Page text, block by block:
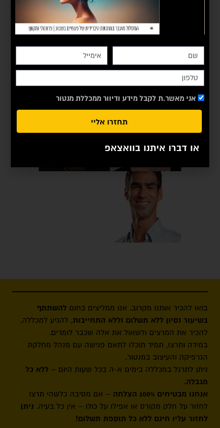
מנהל חנויות ואופרציות
eCommerce, אסטרטג
דיגיטל, מנהל קמפיינים
ותיק ויועץ לחברות הגדולות
פוליטיים, מקומיים
בואו להכיר אותנו מקרוב. אנו ממליצים בחום להשתתף
בשיעור נסיון ללא תשלום וללא התחייבות, להגיע למכללה,
להכיר את המרצים ולשאול את אלה שכבר לומדים.
במידה ותרצו, תמיד תוכלו לתאם פגישה עם מנהל מחלקת
הגרפיקה והעיצוב במנטור.
ניתן לתרגל במכללה בימים א-ה בכל שעות היום – ללא כל
מגבלה.
אנחנו מבטיחים 100% הצלחה
– אם מסיבה כלשהי תרצו
לחזור על חלק מקורס או אפילו על כולו – אין כל בעיה. ניתן
לחזור עליו חינם ללא כל תוספת תשלום!
אני מאשר.ת לקבל מידע ודיוור ממכללת מנטור
תחזרו אליי
או דברו איתנו בוואצאפ